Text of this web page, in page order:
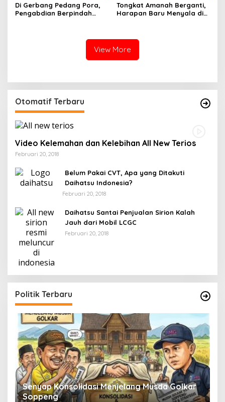
Di Gerbang Pedang Pora,
Pengabdian Berpindah
Tongkat Amanah Berganti,
Harapan Baru Menyala di
View More
Otomatif Terbaru
Video Kelemahan dan Kelebihan All New Terios
Februari 20, 2018
Belum Pakai CVT, Apa yang Ditakuti
Daihatsu Indonesia?
Februari 20, 2018
Daihatsu Santai Penjualan Sirion Kalah
Jauh dari Mobil LCGC
Februari 20, 2018
Politik Terbaru
Senyap Konsolidasi Menjelang Musda Golkar
Soppeng